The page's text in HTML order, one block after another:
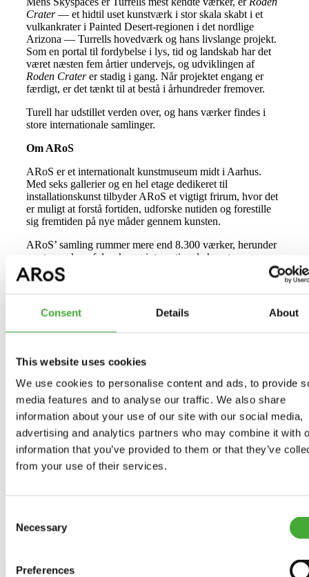
Consent Details About
This website uses cookies
We use cookies to personalise content and ads, to provide
media features and to analyse our traffic. We also share
information about your use of our site with our social media,
advertising and analytics partners who may combine it with
information that you’ve provided to them or that they’ve
from your use of their services.
Selection
Necessary
Preferences
Crater— et hidtil uset kunstværk i stor skala skabt i et
vulkankrater i Painted Desert-regionen i det nordlige
Arizona — Turrells hovedværk og hans livslange projekt.
Som en portal til fordybelse i lys, tid og landskab har det
været næsten fem årtier undervejs, og udviklingen af
Roden Craterer stadig i gang. Når projektet engang er
færdigt, er det tænkt til at bestå i århundreder fremover.
Turell har udstillet verden over, og hans værker findes i
store internationale samlinger.
Om ARoS
ARoS er et internationalt kunstmuseum midt i Aarhus.
Med seks gallerier og en hel etage dedikeret til
installationskunst tilbyder ARoS et vigtigt frirum, hvor det
er muligt at forstå fortiden, udforske nutiden og forestille
sig fremtiden på nye måder gennem kunsten.
ARoS’ samling rummer mere end 8.300 værker, herunder
mesterværker af danske og internationale kunstnere.
Samlingen byder på ikoniske værker som Olafur Eliassons
Your rainbow panorama
besøgende også opleve
As Seen Below – The Dome, a
Skyspace by James Turrell
, som er kunstnerens mest
ambitiøse Skyspace til dato. Den enestående installation vil
museer for installationskunst.
Hvert år præsenterer ARoS seks til otte store udstillinger
med et tilhørende program af offentlige arrangementer.
ARoS’ internationale udsyn og nytænkende tilgang har
ført til banebrydende udstillinger med kunstnere som
J.M.W. Turner, Claude Monet, Edvard Munch, Franciska
Clausen, Salvador Dalì, Asger Jorn, Per Kirkeby, Barbara
Kruger, Isaac Julien, Jenny Holzer, Bill Viola, Isaac Julien,